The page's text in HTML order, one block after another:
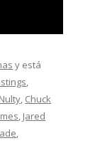
y está
,
, Chuck
, Jared
,